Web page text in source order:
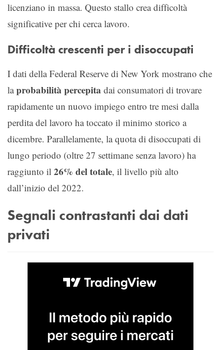
licenziano in massa. Questo stallo crea difficoltà
significative per chi cerca lavoro.
Difficoltà crescenti per i disoccupati
I dati della Federal Reserve di New York mostrano che
laprobabilità percepita dai consumatori di trovare
rapidamente un nuovo impiego entro tre mesi dalla
perdita del lavoro ha toccato il minimo storico a
dicembre. Parallelamente, la quota di disoccupati di
lungo periodo (oltre 27 settimane senza lavoro) ha
raggiunto il 26% del totale, il livello più alto
dall’inizio del 2022.
Segnali contrastanti dai dati
privati